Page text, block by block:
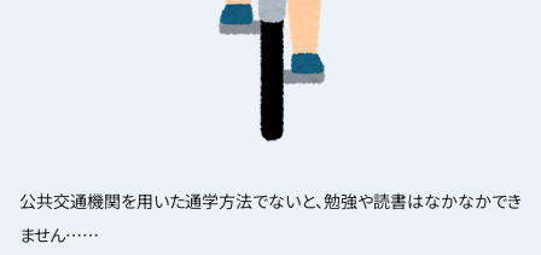
公共交通機関を用いた通学方法でないと、勉強や読書はなかなかでき
ません……